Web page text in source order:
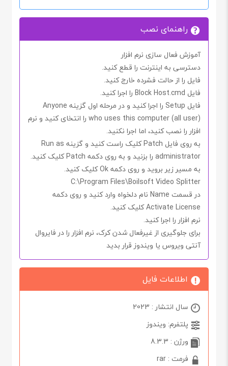
راهنمای نصب
آموزش فعال سازی نرم افزار
دسترسی به اینترنت را قطع کنید.
فایل را از حالت فشرده خارج کنید.
فایل Block Host.cmd را اجرا کنید.
فایل Setup را اجرا کنید و در مرحله اول گزینه Anyone
who uses this computer (all user) را انتخای کنید و نرم
افزار را نصب کنید، اما اجرا نکنید.
به روی فایل Patchکلیک راست کنید و گزینه Run as
administrator را بزنید و به روی دکمه Patchکلیک کنید.
به مسیر زیر بروید و روی دکمهOkکلیک کنید.
C:\Program Files\Boilsoft Video Splitter
در قسمت Name نام دلخواه وارد کنید و روی دکمه
Activate Licenseکلیک کنید.
نرم افزار را اجرا کنید.
برای جلوگیری از غیرفعال شدنکرک، نرم افزار را در فایروال
آنتی ویروس یا ویندوز قرار بدید
اطلاعات فایل
سال انتشار : 2023
پلتفرم: ویندوز
ورژن : 8.3.3
فرمت : rar